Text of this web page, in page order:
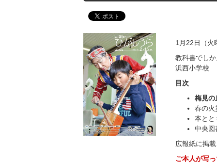
1月22日（火
教科書でし
浜西小学校
目次
梅見
春の
本と
中央
広報紙に掲
ご本人が写